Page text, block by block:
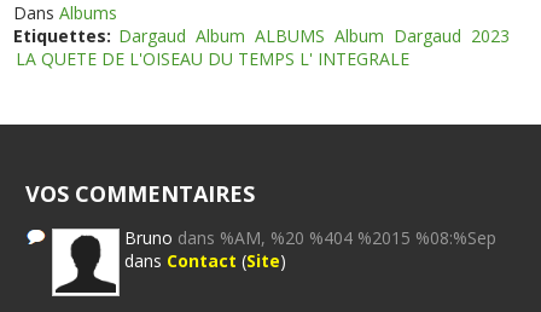
DansAlbums
Etiquettes: Dargaud Album ALBUMS Album Dargaud 2023
LA QUETE DE L'OISEAU DU TEMPS L' INTEGRALE
VOS COMMENTAIRES
Bruno dans %AM, %20 %404 %2015 %08:%Sep
dans Contact (Site)